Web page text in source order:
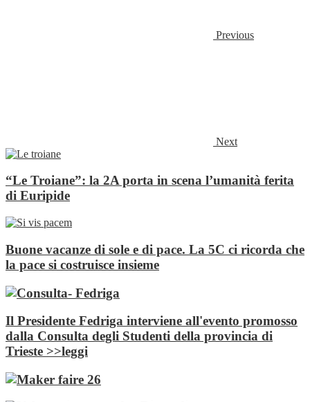
Previous
Next
“Le Troiane”: la 2A porta in scena l’umanità ferita
di Euripide
Buone vacanze di sole e di pace. La 5C ci ricorda che
la pace si costruisce insieme
Il Presidente Fedriga interviene all'evento promosso
dalla Consulta degli Studenti della provincia di
Trieste >>leggi